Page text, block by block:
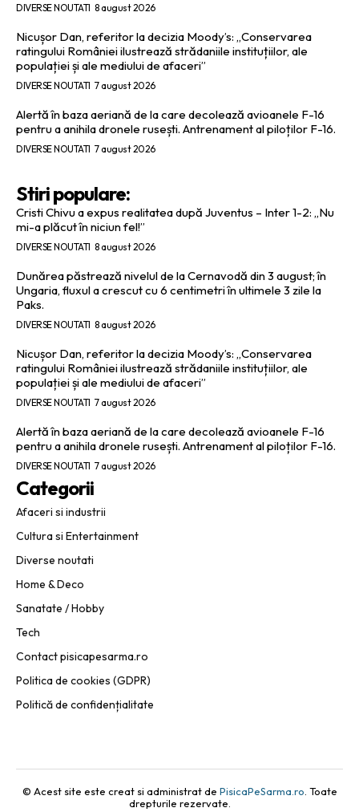
DIVERSE NOUTATI 8 august 2026
Nicușor Dan, referitor la decizia Moody’s: „Conservarea
ratingului României ilustrează strădaniile instituțiilor, ale
populației și ale mediului de afaceri”
DIVERSE NOUTATI 7 august 2026
Alertă în baza aeriană de la care decolează avioanele F-16
pentru a anihila dronele rusești. Antrenament al piloților F-16.
DIVERSE NOUTATI 7 august 2026
Stiri populare:
Cristi Chivu a expus realitatea după Juventus – Inter 1-2: „Nu
mi-a plăcut în niciun fel!”
DIVERSE NOUTATI 8 august 2026
Dunărea păstrează nivelul de la Cernavodă din 3 august; în
Ungaria, fluxul a crescut cu 6 centimetri în ultimele 3 zile la
Paks.
DIVERSE NOUTATI 8 august 2026
Nicușor Dan, referitor la decizia Moody’s: „Conservarea
ratingului României ilustrează strădaniile instituțiilor, ale
populației și ale mediului de afaceri”
DIVERSE NOUTATI 7 august 2026
Alertă în baza aeriană de la care decolează avioanele F-16
pentru a anihila dronele rusești. Antrenament al piloților F-16.
DIVERSE NOUTATI 7 august 2026
Categorii
Afaceri si industrii
Cultura si Entertainment
Diverse noutati
Home & Deco
Sanatate / Hobby
Tech
Contact pisicapesarma.ro
Politica de cookies (GDPR)
Politică de confidențialitate
© Acest site este creat si administrat de PisicaPeSarma.ro . Toate
drepturile rezervate.